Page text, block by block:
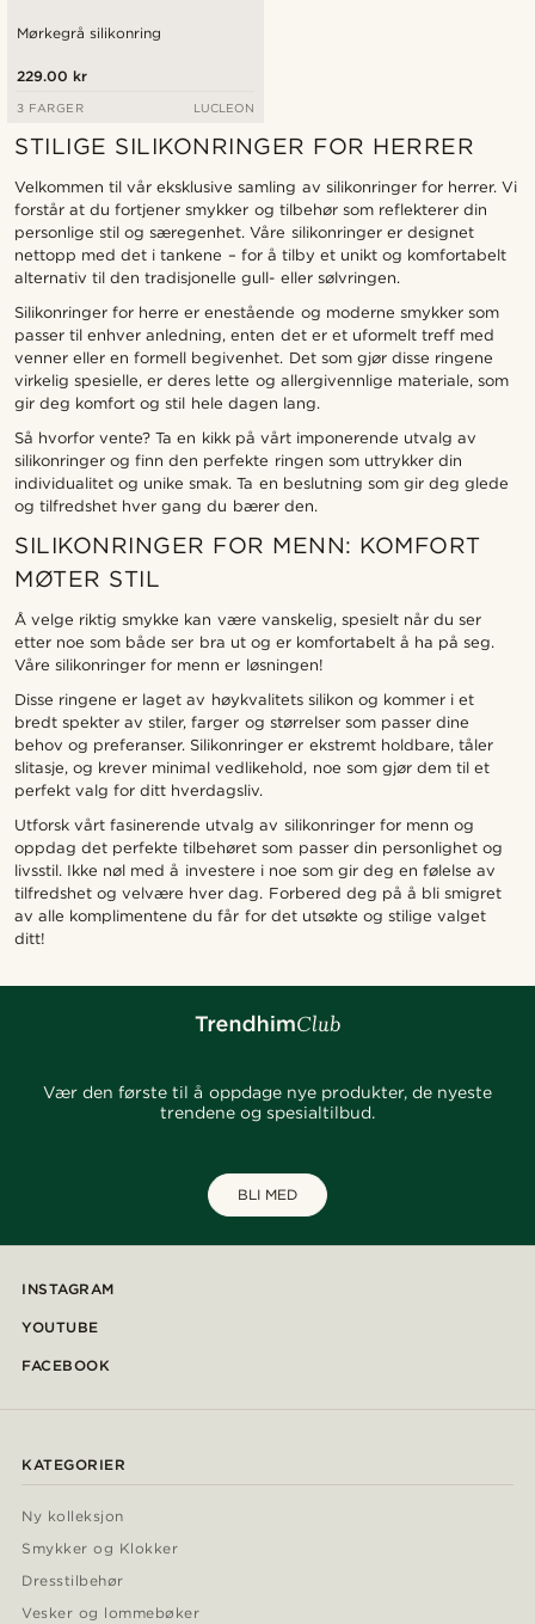
Mørkegrå silikonring
229.00 kr
3 FARGER LUCLEON
STILIGE SILIKONRINGER FOR HERRER
Velkommen til vår eksklusive samling av silikonringer for herrer. Vi
forstår at du fortjener smykker og tilbehør som reflekterer din
personlige stil og særegenhet. Våre silikonringer er designet
nettopp med det i tankene – for å tilby et unikt og komfortabelt
alternativ til den tradisjonelle gull- eller sølvringen.
Silikonringer for herre er enestående og moderne smykker som
passer til enhver anledning, enten det er et uformelt treff med
venner eller en formell begivenhet. Det som gjør disse ringene
virkelig spesielle, er deres lette og allergivennlige materiale, som
gir deg komfort og stil hele dagen lang.
Så hvorfor vente? Ta en kikk på vårt imponerende utvalg av
silikonringer og finn den perfekte ringen som uttrykker din
individualitet og unike smak. Ta en beslutning som gir deg glede
og tilfredshet hver gang du bærer den.
SILIKONRINGER FOR MENN: KOMFORT
MØTER STIL
Å velge riktig smykke kan være vanskelig, spesielt når du ser
etter noe som både ser bra ut og er komfortabelt å ha på seg.
Våre silikonringer for menn er løsningen!
Disse ringene er laget av høykvalitets silikon og kommer i et
bredt spekter av stiler, farger og størrelser som passer dine
behov og preferanser. Silikonringer er ekstremt holdbare, tåler
slitasje, og krever minimal vedlikehold, noe som gjør dem til et
perfekt valg for ditt hverdagsliv.
Utforsk vårt fasinerende utvalg av silikonringer for menn og
oppdag det perfekte tilbehøret som passer din personlighet og
livsstil. Ikke nøl med å investere i noe som gir deg en følelse av
tilfredshet og velvære hver dag. Forbered deg på å bli smigret
av alle komplimentene du får for det utsøkte og stilige valget
ditt!
Vær den første til å oppdage nye produkter, de nyeste
trendene og spesialtilbud.
BLI MED
INSTAGRAM
YOUTUBE
FACEBOOK
KATEGORIER
Ny kolleksjon
Smykker og Klokker
Dresstilbehør
Vesker og lommebøker